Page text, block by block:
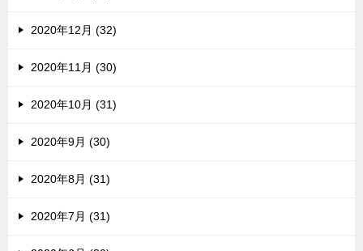
2020年12月 (32)
2020年11月 (30)
2020年10月 (31)
2020年9月 (30)
2020年8月 (31)
2020年7月 (31)